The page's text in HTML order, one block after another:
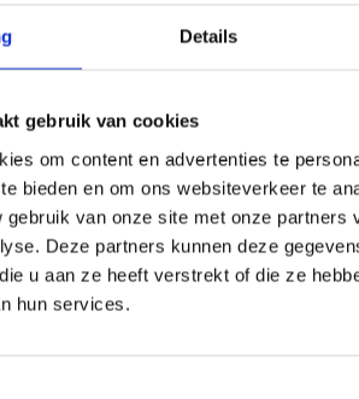
Details
gebruik van cookies
om content en advertenties te
bieden en om ons websiteverkeer te
gebruik van onze site met onze partners
Deze partners kunnen deze
u aan ze heeft verstrekt of die ze
hun services.
Badeendjesbaai
Hoog Catharijne
8 aug - zo 9 aug
tijden